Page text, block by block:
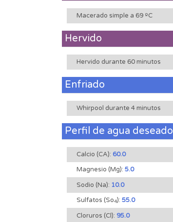
Macerado simple a 69 ºC
Hervido
Hervido durante 60 minutos
Enfriado
Whirpool durante 4 minutos
Perfil de agua deseado
Calcio (CA): 60.0
Magnesio (Mg): 5.0
Sodio (Na): 10.0
Sulfatos (So4): 55.0
Cloruros (Cl): 95.0